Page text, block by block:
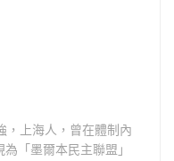
，上海人，曾在體制內
「墨爾本民主聯盟」